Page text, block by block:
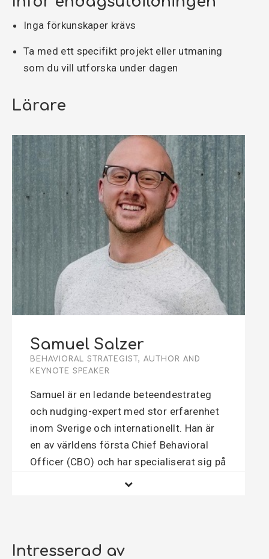
Inga förkunskaper krävs
Ta med ett specifikt projekt eller utmaning
som du vill utforska under dagen
Lärare
Samuel Salzer
BEHAVIORAL STRATEGIST, AUTHOR AND
KEYNOTE SPEAKER
Samuel är en ledande beteendestrateg
och nudging-expert med stor erfarenhet
inom Sverige och internationellt. Han är
en av världens första Chief Behavioral
Officer (CBO) och har specialiserat sig på
spetsen för det framväxande området
Intresserad av